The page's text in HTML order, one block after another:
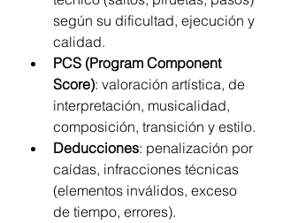
según su dificultad, ejecución y
calidad.
PCS (Program Component
Score): valoración artística, de
interpretación, musicalidad,
composición, transición y estilo.
Deducciones: penalización por
caídas, infracciones técnicas
(elementos inválidos, exceso
de tiempo, errores).